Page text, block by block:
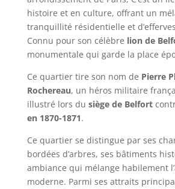
histoire et en culture, offrant un
tranquillité résidentielle et
Connu pour son célèbre lion de
monumentale qui garde la place
Ce quartier tire son nom de Pierre
Rochereau, un héros militaire
illustré lors du siège de Belfort
en 1870-1871.
Ce quartier se distingue par ses
bordées d’arbres, ses bâtiments
ambiance qui mélange habilement
moderne. Parmi ses attraits